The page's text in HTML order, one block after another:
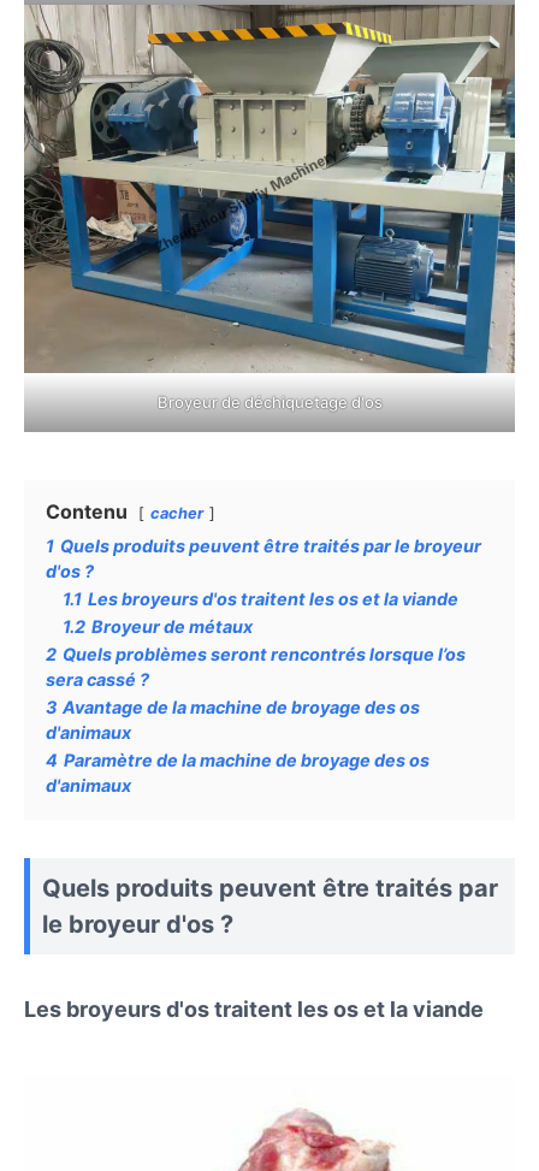
Broyeur de déchiquetage d'os
Contenu cacher
1 Quels produits peuvent être traités par le broyeur
d'os ?
1.1 Les broyeurs d'os traitent les os et la viande
1.2 Broyeur de métaux
2 Quels problèmes seront rencontrés lorsque l’os
sera cassé ?
3 Avantage de la machine de broyage des os
d'animaux
4 Paramètre de la machine de broyage des os
d'animaux
Quels produits peuvent être traités par
le broyeur d'os ?
Les broyeurs d'os traitent les os et la viande